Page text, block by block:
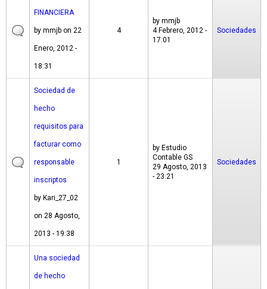
FINANCIERA
by mmjb on 22
Enero, 2012 -
18:31
4
by mmjb
4 Febrero, 2012 -
17:01
Sociedades
Sociedad de
hecho
requisitos para
facturar como
responsable
inscriptos
by Kari_27_02
on 28 Agosto,
2013 - 19:38
1
by Estudio
Contable GS
29 Agosto, 2013
- 23:21
Sociedades
Una sociedad
de hecho